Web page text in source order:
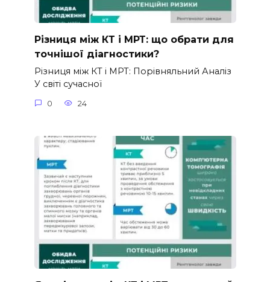
Різниця між КТ і МРТ: що обрати для
точнішої діагностики?
Різниця між КТ і МРТ: Порівняльний Аналіз
У світі сучасної
0 24